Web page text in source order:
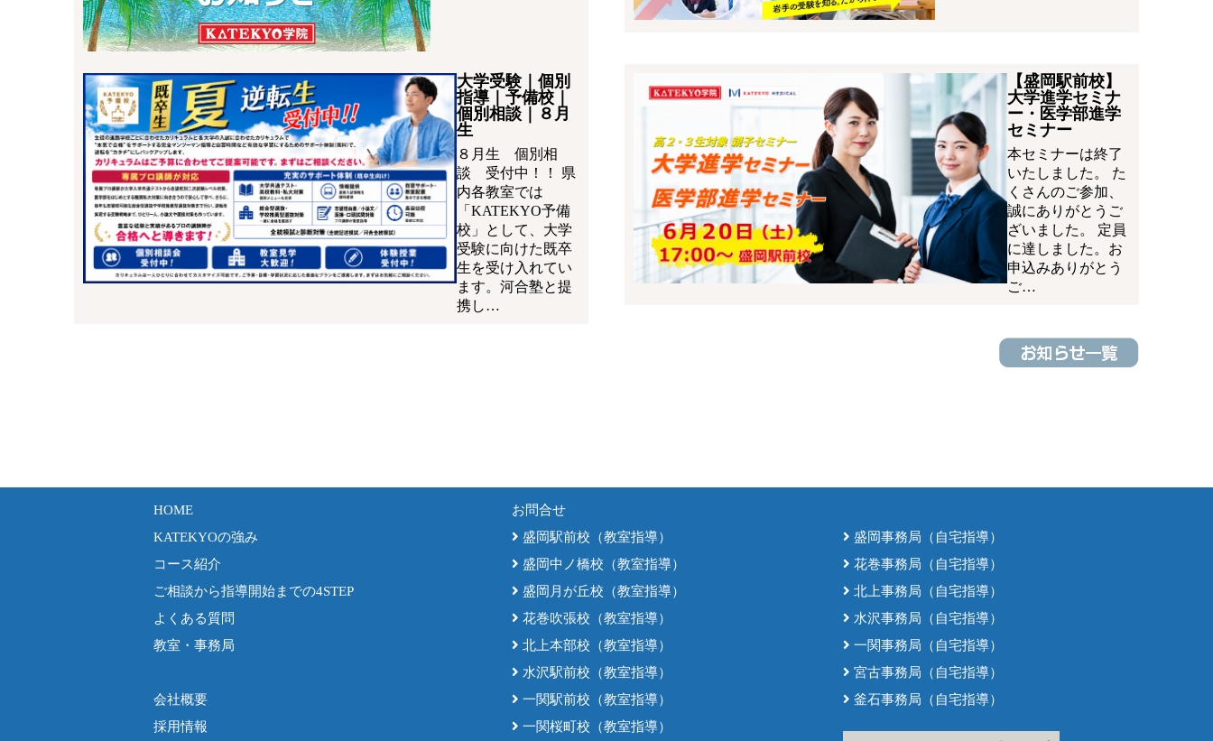
大学受験｜個別
指導｜予備校｜
個別相談｜８月
生
８月生 個別相
談 受付中！！ 県
内各教室では
「KATEKYO予備
校」として、大学
受験に向けた既卒
生を受け入れてい
ます。河合塾と提
携し…
【盛岡駅前校】
大学進学セミナ
ー・医学部進学
セミナー
本セミナーは終了
いたしました。 た
くさんのご参加、
誠にありがとうご
ざいました。 定員
に達しました。お
申込みありがとう
ご…
HOME
KATEKYOの強み
コース紹介
ご相談から指導開始までの4STEP
よくある質問
教室・事務局
会社概要
採用情報
お問合せ
盛岡駅前校（教室指導）
盛岡中ノ橋校（教室指導）
盛岡月が丘校（教室指導）
花巻吹張校（教室指導）
北上本部校（教室指導）
水沢駅前校（教室指導）
一関駅前校（教室指導）
一関桜町校（教室指導）
盛岡事務局（自宅指導）
花巻事務局（自宅指導）
北上事務局（自宅指導）
水沢事務局（自宅指導）
一関事務局（自宅指導）
宮古事務局（自宅指導）
釜石事務局（自宅指導）